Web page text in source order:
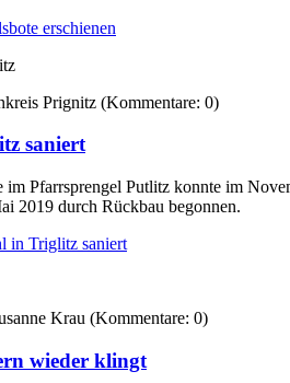
erschienen
Prignitz (Kommentare: 0)
saniert
im Pfarrsprengel Putlitz konnte im
2019 durch Rückbau begonnen.
in Triglitz saniert
Krau (Kommentare: 0)
wieder klingt